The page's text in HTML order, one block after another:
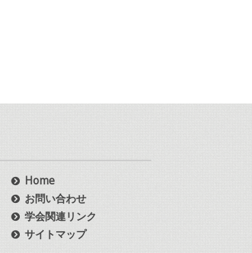
Home
お問い合わせ
学会関連リンク
サイトマップ